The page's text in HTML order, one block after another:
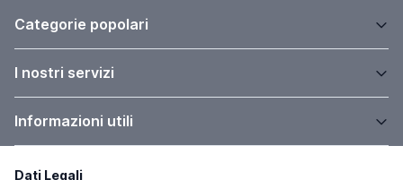
Categorie popolari
I nostri servizi
Informazioni utili
Dati Legali